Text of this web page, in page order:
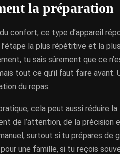
la préparation
confort, ce type d’appareil
la plus répétitive et la
tu sais sûrement que ce
tout ce qu’il faut faire
du repas.
cela peut aussi réduire
de l’attention, de la précision
surtout si tu prépares de
une famille, si tu reçois